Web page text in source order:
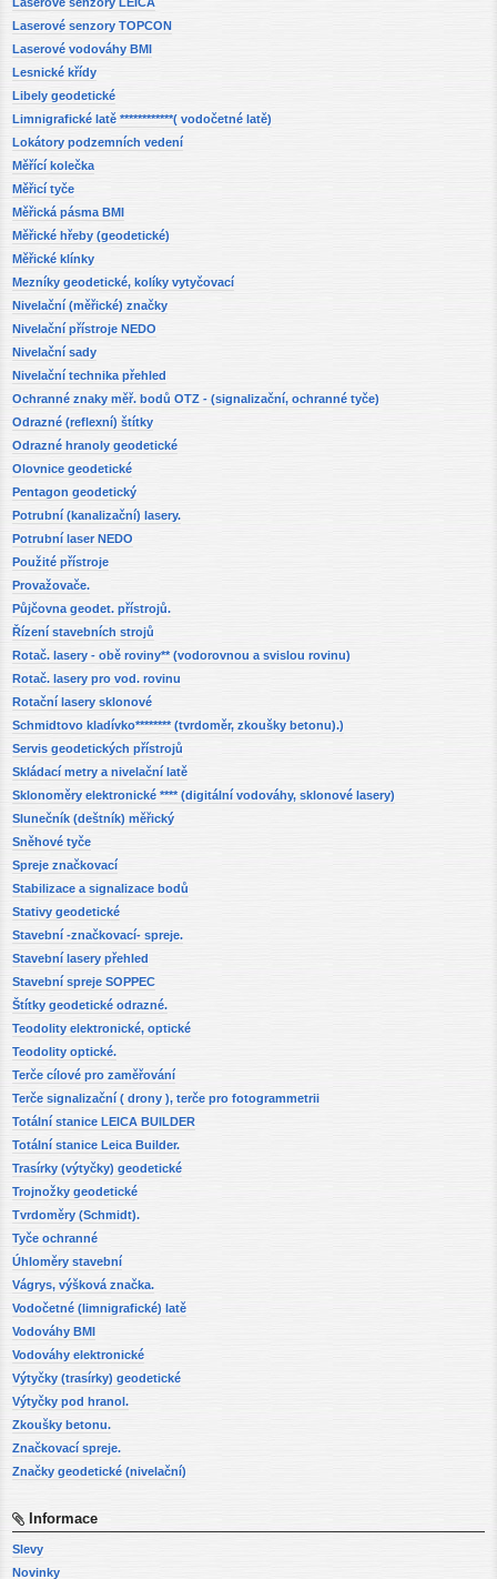
Laserové senzory TOPCON
Laserové vodováhy BMI
Lesnické křídy
Libely geodetické
Limnigrafické latě ************( vodočetné latě)
Lokátory podzemních vedení
Měřící kolečka
Měřicí tyče
Měřická pásma BMI
Měřické hřeby (geodetické)
Měřické klínky
Mezníky geodetické, kolíky vytyčovací
Nivelační (měřické) značky
Nivelační přístroje NEDO
Nivelační sady
Nivelační technika přehled
Ochranné znaky měř. bodů OTZ - (signalizační, ochranné tyče)
Odrazné (reflexní) štítky
Odrazné hranoly geodetické
Olovnice geodetické
Pentagon geodetický
Potrubní (kanalizační) lasery.
Potrubní laser NEDO
Použité přístroje
Provažovače.
Půjčovna geodet. přístrojů.
Řízení stavebních strojů
Rotač. lasery - obě roviny** (vodorovnou a svislou rovinu)
Rotač. lasery pro vod. rovinu
Rotační lasery sklonové
Schmidtovo kladívko******** (tvrdoměr, zkoušky betonu).)
Servis geodetických přístrojů
Skládací metry a nivelační latě
Sklonoměry elektronické **** (digitální vodováhy, sklonové lasery)
Slunečník (deštník) měřický
Sněhové tyče
Spreje značkovací
Stabilizace a signalizace bodů
Stativy geodetické
Stavební -značkovací- spreje.
Stavební lasery přehled
Stavební spreje SOPPEC
Štítky geodetické odrazné.
Teodolity elektronické, optické
Teodolity optické.
Terče cílové pro zaměřování
Terče signalizační ( drony ), terče pro fotogrammetrii
Totální stanice LEICA BUILDER
Totální stanice Leica Builder.
Trasírky (výtyčky) geodetické
Trojnožky geodetické
Tvrdoměry (Schmidt).
Tyče ochranné
Úhloměry stavební
Vágrys, výšková značka.
Vodočetné (limnigrafické) latě
Vodováhy BMI
Vodováhy elektronické
Výtyčky (trasírky) geodetické
Výtyčky pod hranol.
Zkoušky betonu.
Značkovací spreje.
Značky geodetické (nivelační)
Informace
Slevy
Novinky